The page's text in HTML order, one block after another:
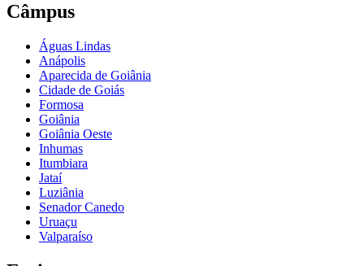
Câmpus
Águas Lindas
Anápolis
Aparecida de Goiânia
Cidade de Goiás
Formosa
Goiânia
Goiânia Oeste
Inhumas
Itumbiara
Jataí
Luziânia
Senador Canedo
Uruaçu
Valparaíso